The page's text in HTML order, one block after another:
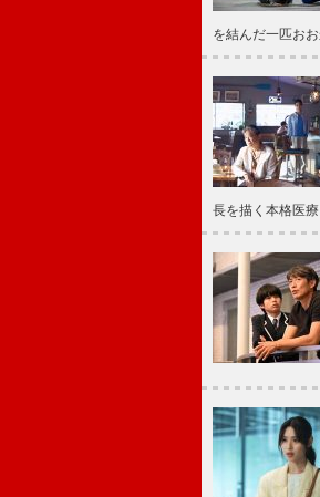
を結んだ一匹お
長を描く本格医